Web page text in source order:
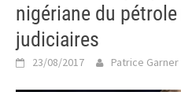
nigériane du
judiciaires
23/08/2017 Patrice Garner